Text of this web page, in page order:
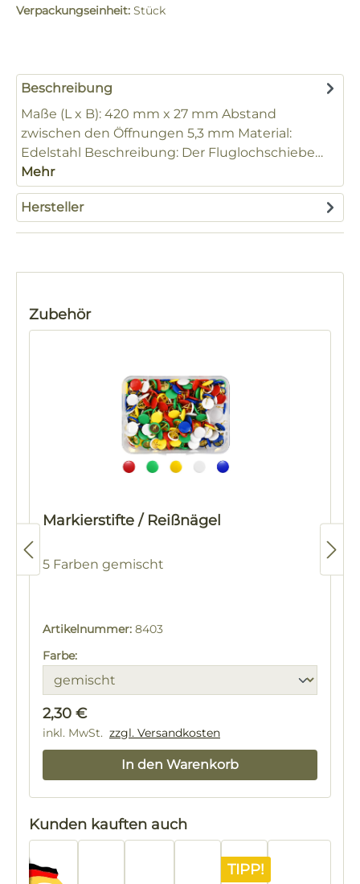
Verpackungseinheit: Stück
Beschreibung
Maße (L x B): 420 mm x 27 mm Abstand
zwischen den Öffnungen 5,3 mm Material:
Edelstahl Beschreibung: Der Fluglochschiebe…
Mehr
Hersteller
Produktgalerie überspringen
Zubehör
Markierstifte / Reißnägel
5 Farben gemischt
Artikelnummer: 8403
Farbe:
Regulärer Preis:
2,30 €
inkl. MwSt. zzgl. Versandkosten
In den Warenkorb
Produktgalerie überspringen
Kunden kauften auch
TIPP!